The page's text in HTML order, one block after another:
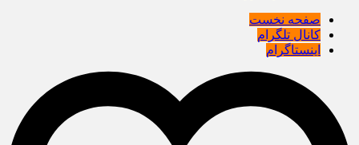
صفحه نخست
کانال تلگرام
اینستاگرام